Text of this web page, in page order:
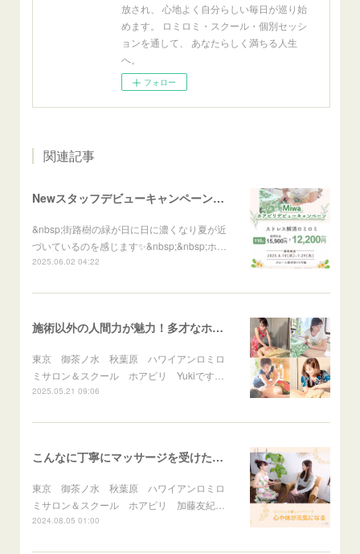
放され、 心地よく自分らしい毎日が巡り始
めます。 ロミロミ・スクール・個別セッシ
ョンを通して、 あなたらしく満ちる人生
へ。
フォロー
関連記事
Newスタッフデビューキャンペーンはじまります！
&nbsp;街路樹の緑が日に日に濃くなり夏が近
づいているのを感じます✨&nbsp;&nbsp;ホ…
2025.06.02 04:22
施術以外の人間力が魅力！多才なホアピリスタッフ
東京 御茶ノ水 秋葉原 ハワイアンロミロ
ミサロン＆スクール ホアピリ Yukiです…
2025.05.21 09:06
こんなに丁寧にマッサージを受けたのは初めて
東京 御茶ノ水 秋葉原 ハワイアンロミロ
ミサロン＆スクール ホアピリ 加藤友紀…
2024.08.05 01:00